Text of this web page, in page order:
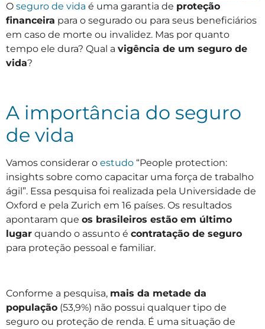
O seguro de vida é uma garantia de proteção
financeira para o segurado ou para seus beneficiários
em caso de morte ou invalidez. Mas por quanto
tempo ele dura? Qual a vigência de um seguro de
vida?
A importância do seguro
de vida
Vamos considerar o estudo “People protection:
insights sobre como capacitar uma força de trabalho
ágil”. Essa pesquisa foi realizada pela Universidade de
Oxford e pela Zurich em 16 países. Os resultados
apontaram que os brasileiros estão em último
lugar quando o assunto é contratação de seguro
para proteção pessoal e familiar.
Conforme a pesquisa, mais da metade da
população (53,9%) não possui qualquer tipo de
seguro ou proteção de renda. É uma situação de